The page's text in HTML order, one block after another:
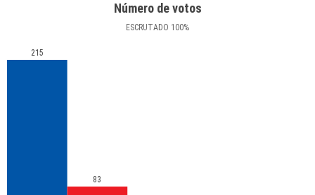
Número de votos
ESCRUTADO 100%
215
83